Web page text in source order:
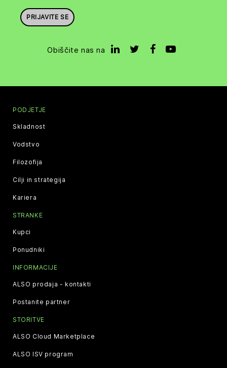
PRIJAVITE SE
Obiščite nas na
PODJETJE
Skladnost
Vodstvo
Filozofija
Cilji in strategija
Kariera
STRANKE
Kupci
Ponudniki
INFORMACIJE
ALSO prodaja - kontakti
Postanite partner
STORITVE
ALSO Cloud Marketplace
ALSO ISV program